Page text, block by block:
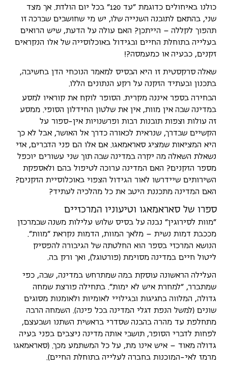
כולנו באיחולים כדוגמת "עד 120" בכל יום הולדת. אך מצד
שני, בהתאם לתובנה השנייה שלו, יש מי שחושבים שברכה זו
תהפוך לקללה – הייתכן? האם עולה על הדעת, שיש הרואים
בעלייה בתוחלת החיים ובגידול באוכלוסייה של אלו הנקראים
זקנים, כבעיה או כמעמסה?!
שאלה סרקסטית זו היא הבסיס למאמר הנוכחי הדן בחשיבה,
בתכנון ובעתיד הזקנה על רקע הנתונים הללו.
הבחירה בספר איננה מקרית. הסופר לוקח את קוראיו למסע
במדינה שבה אין מוות, אין את שלטון החידלון הסופי. ממסע
זה עולות וצפות תובנות רבות ופרשנויות אין-ספור על
הקשיים שבדרך, שנראית לכאורה כדרך אל האושר, אבל לא כך
היא המציאות שמציג סאראמאגו. אם אלו הם פני הדברים, אזי
נשאלת השאלה מה יקרה במדינה שבה תוך שני עשורים יוכפל
מספר הזקנים? האם המדינה ערוכה לטיפול בהם ולאספקת
השירותים שיידרשו לאור הגידול הצפוי באוכלוסיית הזקנים?
האם המדינה מתכננת היטב את כל מהלכיה לעתיד?
ספרו של סאראמאגו וטיעוניו המרכזיים
"מוות לסירוגין" נבנה על בסיס שלוש עלילות משנה שבמרכזן
מככבת דמות נשית – מלאך המוות, הדמות נקראת "מוות".
הנושא המרכזי בספר הוא החלטתה של הגיבורה להפסיק
ליטול חיים במדינה מסוימת (פורטוגל), ואך ורק בה.
העלילה הראשונה עוסקת במה שמתרחש במדינה, שבה, כפי
שמתברר, "למחרת איש לא ימות". בתחילה פורצת שמחה
גדולה, המלווה בחגיגות ובגילויי לאומיות ולאומנות מסוגים
שונים (למשל הנפת דגלי המדינה בכל פינה). השמחה הרבה
מתחלפת עד מהרה בהבנה שסדרי בראשית השתנו ושבעצם,
לפחות לדברי הסופר, תושבי אותה מדינה ניצבים בפני בעיה
גדולה מאוד – איש אינו מת, על כל המשתמע מכך. (סאראמאגו
מרמז לאי-המוכנות בחברה לעלייה בתוחלת החיים).